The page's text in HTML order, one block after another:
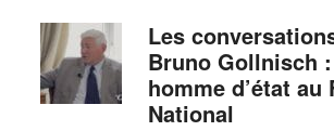
Les
Bruno Gollnisch
homme d’état au
National